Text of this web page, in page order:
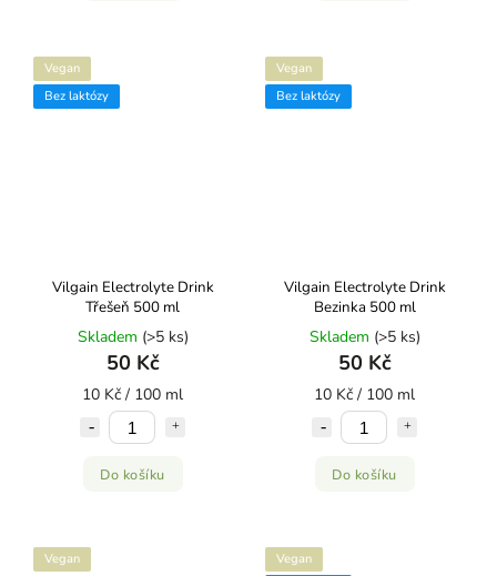
Vegan
Bez laktózy
Vilgain Electrolyte Drink
Třešeň 500 ml
Skladem (>5 ks)
50 Kč
10 Kč / 100 ml
Do košíku
Vegan
Bez laktózy
Vilgain Electrolyte Drink
Bezinka 500 ml
Skladem (>5 ks)
50 Kč
10 Kč / 100 ml
Do košíku
Vegan
Vegan